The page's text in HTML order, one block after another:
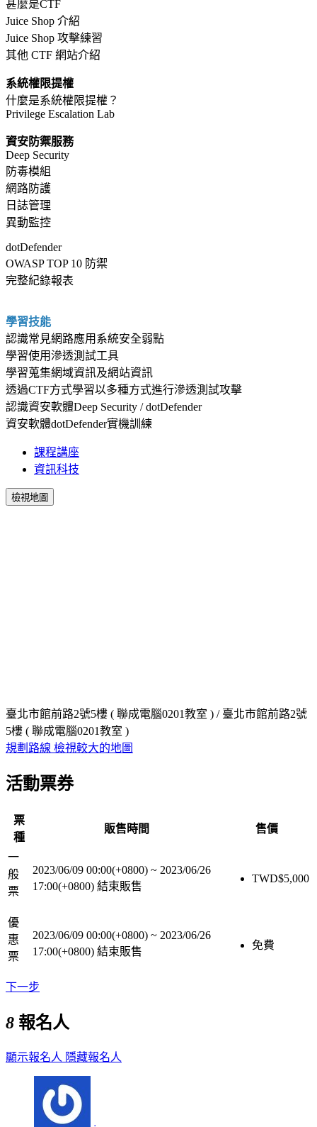
甚麼是CTF
Juice Shop 介紹
Juice Shop 攻擊練習
其他 CTF 網站介紹
系統權限提權
什麼是系統權限提權？
Privilege Escalation Lab
資安防禦服務
Deep Security
防毒模組
網路防護
日誌管理
異動監控
dotDefender
OWASP TOP 10 防禦
完整紀錄報表
學習技能
認識常見網路應用系統安全弱點
學習使用滲透測試工具
學習蒐集網域資訊及網站資訊
透過CTF方式學習以多種方式進行滲透測試攻擊
認識資安軟體Deep Security / dotDefender
資安軟體dotDefender實機訓練
課程講座
資訊科技
檢視地圖
臺北市館前路2號5樓 ( 聯成電腦0201教室 ) / 臺北市館前路2號
5樓 ( 聯成電腦0201教室 )
規劃路線 檢視較大的地圖
活動票券
票
種
販售時間 售價
一
般
票
2023/06/09 00:00(+0800) ~ 2023/06/26
17:00(+0800) 結束販售
TWD$5,000
優
惠
票
2023/06/09 00:00(+0800) ~ 2023/06/26
17:00(+0800) 結束販售
免費
下一步
8 報名人
顯示報名人 隱藏報名人